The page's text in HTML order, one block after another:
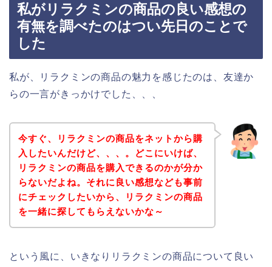
私がリラクミンの商品の良い感想の
有無を調べたのはつい先日のことで
した
私が、リラクミンの商品の魅力を感じたのは、友達か
らの一言がきっかけでした、、、
今すぐ、リラクミンの商品をネットから購
入したいんだけど、、、。どこにいけば、
リラクミンの商品を購入できるのかが分か
らないだよね。それに良い感想なども事前
にチェックしたいから、リラクミンの商品
を一緒に探してもらえないかな～
という風に、いきなりリラクミンの商品について良い